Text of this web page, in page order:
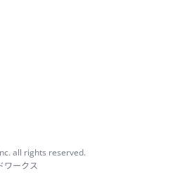
all rights reserved.
ワークス